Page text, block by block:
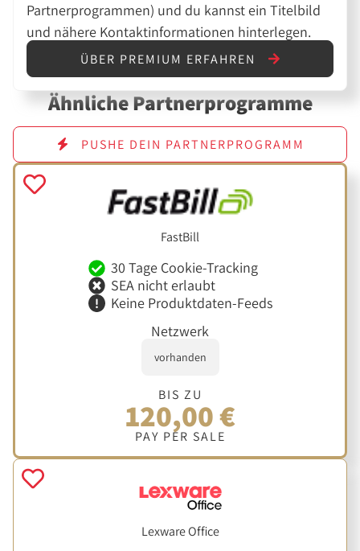
Partnerprogrammen) und du kannst ein Titelbild
und nähere Kontaktinformationen hinterlegen.
ÜBER PREMIUM ERFAHREN
Ähnliche Partnerprogramme
PUSHE DEIN PARTNERPROGRAMM
FastBill
30 Tage Cookie-Tracking
SEA nicht erlaubt
Keine Produktdaten-Feeds
Netzwerk
vorhanden
BIS ZU
120,00 €
PAY PER SALE
Lexware Office